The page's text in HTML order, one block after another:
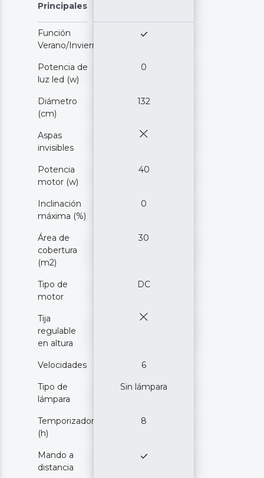
Principales
Función
Verano/Invierno
Potencia de
luz led (w)
0
Diámetro
(cm)
132
Aspas
invisibles
Potencia
motor (w)
40
Inclinación
máxima (%)
0
Área de
cobertura
(m2)
30
Tipo de
motor
DC
Tija
regulable
en altura
Velocidades 6
Tipo de
lámpara
Sin lámpara
Temporizador
(h)
8
Mando a
distancia